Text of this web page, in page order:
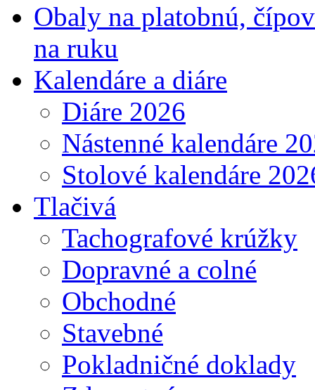
Obaly na platobnú,
na ruku
Kalendáre a diáre
Diáre 2026
Nástenné kalendáre
Stolové kalendáre
Tlačivá
Tachografové krúžky
Dopravné a colné
Obchodné
Stavebné
Pokladničné doklady